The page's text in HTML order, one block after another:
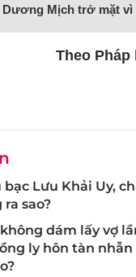
Dương Mịch trở mặt vì
Theo Pháp
Lưu Khải Uy,
ra sao?
dám lấy vợ
ly hôn tàn